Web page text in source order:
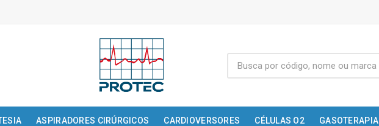
ASPIRADORES CIRÚRGICOS CARDIOVERSORES CÉLULAS O2 GASOTERAPIA